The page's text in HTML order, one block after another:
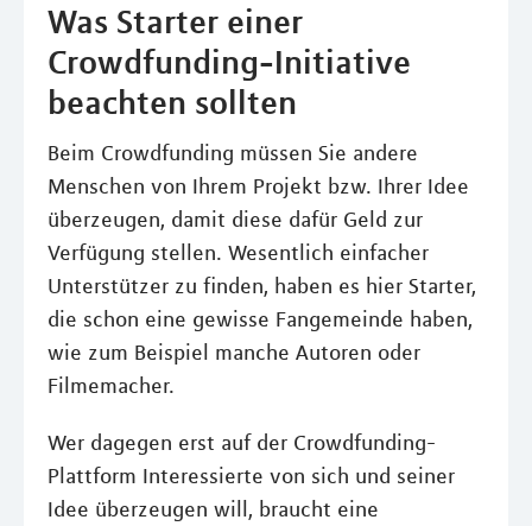
Was Starter einer
Crowdfunding-Initiative
beachten sollten
Beim Crowdfunding müssen Sie andere
Menschen von Ihrem Projekt bzw. Ihrer Idee
überzeugen, damit diese dafür Geld zur
Verfügung stellen. Wesentlich einfacher
Unterstützer zu finden, haben es hier Starter,
die schon eine gewisse Fangemeinde haben,
wie zum Beispiel manche Autoren oder
Filmemacher.
Wer dagegen erst auf der Crowdfunding-
Plattform Interessierte von sich und seiner
Idee überzeugen will, braucht eine